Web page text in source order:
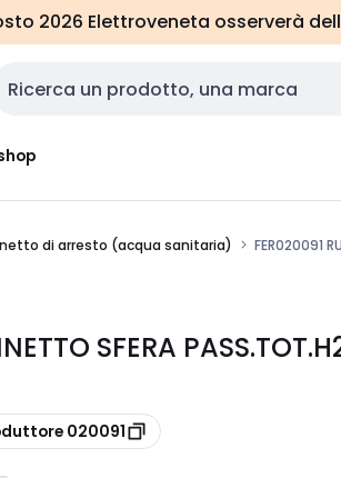
2026 Elettroveneta osserverà
Cerca input
di arresto (acqua sanitaria) FER020091
SFERA
020091